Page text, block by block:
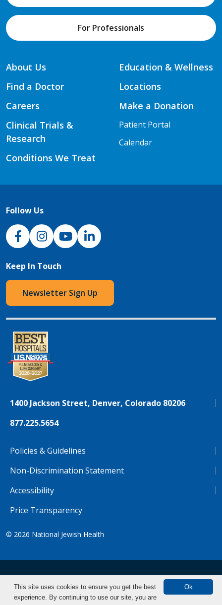
For Professionals
About Us
Find a Doctor
Careers
Clinical Trials &
Research
Conditions We Treat
Education & Wellness
Locations
Make a Donation
Patient Portal
Calendar
Follow Us
NJH Facebook
InstagramNJH YouTube
NJH LinkedIn
Keep In Touch
Newsletter Sign Up
1400 Jackson Street, Denver, Colorado 80206
877.225.5654
Policies & Guidelines
Non-Discrimination Statement
Accessibility
Price Transparency
© 2026 National Jewish Health
NJH.Footer.SupportedLanguages
Tiếng Việt
Pусский
Tagalog 汉语（简体)
Ok
This site uses cookies to ensure you get the best
experience. By continuing to use our site, you are